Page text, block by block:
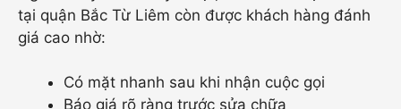
tại quận Bắc Từ Liêm còn được khách hàng đánh
giá cao nhờ:
Có mặt nhanh sau khi nhận cuộc gọi
Báo giá rõ ràng trước sửa chữa